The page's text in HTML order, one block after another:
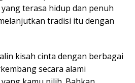
terasa hidup dan penuh
tradisi itu dengan
kisah cinta dengan berbagai
secara alami